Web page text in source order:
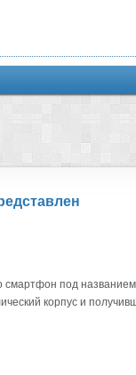
смартфон под названием
корпус и